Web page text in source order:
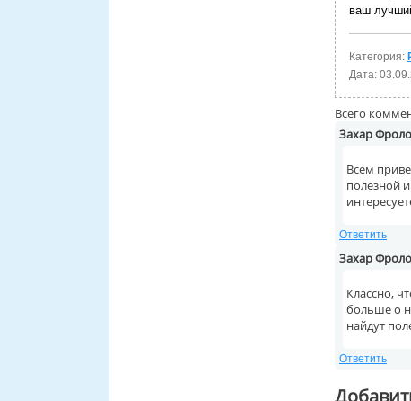
ваш
Категория:
Дата:
Всего
Захар
Всем
полезной
Ответить
Захар
Классно,
больше о
найдут
Ответить